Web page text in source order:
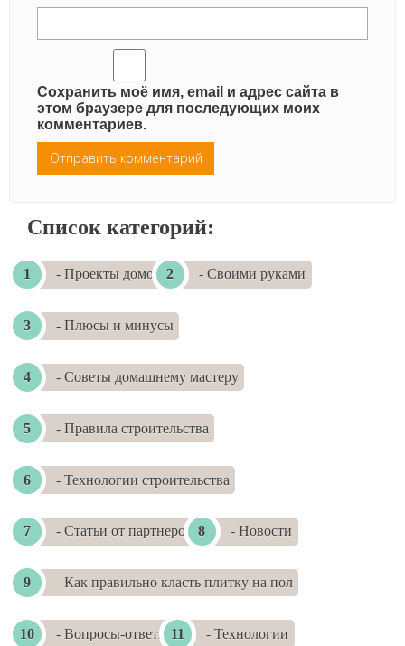
Сохранить моё имя, email и адрес сайта в
этом браузере для последующих моих
комментариев.
Список категорий:
- Проекты домов - Своими руками
- Плюсы и минусы
- Советы домашнему мастеру
- Правила строительства
- Технологии строительства
- Статьи от партнеров - Новости
- Как правильно класть плитку на пол
- Вопросы-ответы - Технологии